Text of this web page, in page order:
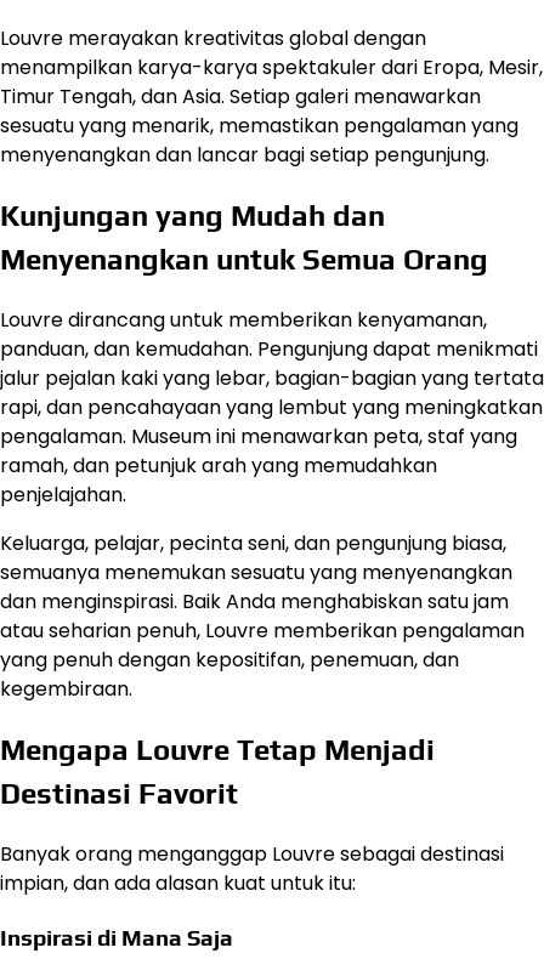
Louvre merayakan kreativitas global dengan
menampilkan karya-karya spektakuler dari Eropa, Mesir,
Timur Tengah, dan Asia. Setiap galeri menawarkan
sesuatu yang menarik, memastikan pengalaman yang
menyenangkan dan lancar bagi setiap pengunjung.
Kunjungan yang Mudah dan
Menyenangkan untuk Semua Orang
Louvre dirancang untuk memberikan kenyamanan,
panduan, dan kemudahan. Pengunjung dapat menikmati
jalur pejalan kaki yang lebar, bagian-bagian yang tertata
rapi, dan pencahayaan yang lembut yang meningkatkan
pengalaman. Museum ini menawarkan peta, staf yang
ramah, dan petunjuk arah yang memudahkan
penjelajahan.
Keluarga, pelajar, pecinta seni, dan pengunjung biasa,
semuanya menemukan sesuatu yang menyenangkan
dan menginspirasi. Baik Anda menghabiskan satu jam
atau seharian penuh, Louvre memberikan pengalaman
yang penuh dengan kepositifan, penemuan, dan
kegembiraan.
Mengapa Louvre Tetap Menjadi
Destinasi Favorit
Banyak orang menganggap Louvre sebagai destinasi
impian, dan ada alasan kuat untuk itu:
Inspirasi di Mana Saja